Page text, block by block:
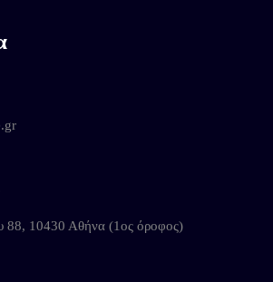
88, 10430 Αθήνα (1ος όροφος)